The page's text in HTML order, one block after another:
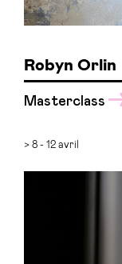
Robyn Orlin
Masterclass
> 8 - 12 avril